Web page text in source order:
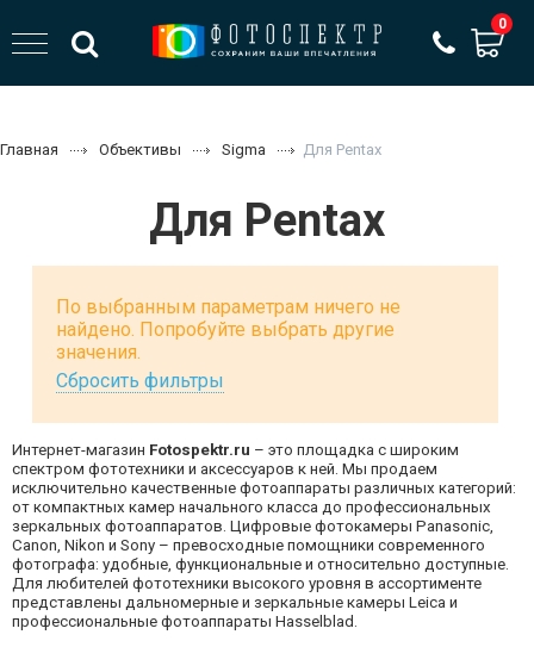
0
Главная Объективы Sigma Для Pentax
Для Pentax
По выбранным параметрам ничего не
найдено. Попробуйте выбрать другие
значения.
Сбросить фильтры
Интернет-магазин Fotospektr.ru – это площадка с широким
спектром фототехники и аксессуаров к ней. Мы продаем
исключительно качественные фотоаппараты различных категорий:
от компактных камер начального класса до профессиональных
зеркальных фотоаппаратов. Цифровые фотокамеры Panasonic,
Canon, Nikon и Sony – превосходные помощники современного
фотографа: удобные, функциональные и относительно доступные.
Для любителей фототехники высокого уровня в ассортименте
представлены дальномерные и зеркальные камеры Leica и
профессиональные фотоаппараты Hasselblad.